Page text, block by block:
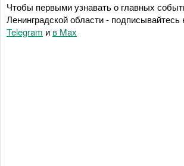
Чтобы первыми узнавать о главных
Ленинградской области - подписывайтесь
Telegram и в Maх